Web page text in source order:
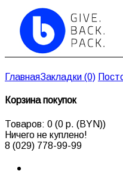
ГлавнаяЗакладки (0)
Корзина покупок
Товаров: 0 (0 р. (BYN))
Ничего не куплено!
8 (029) 778-99-99